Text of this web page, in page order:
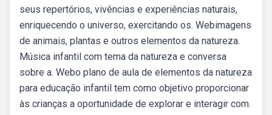
seus repertórios, vivências e experiências naturais,
enriquecendo o universo, exercitando os. Webimagens
de animais, plantas e outros elementos da natureza.
Música infantil com tema da natureza e conversa
sobre a. Webo plano de aula de elementos da natureza
para educação infantil tem como objetivo proporcionar
às crianças a oportunidade de explorar e interagir com.